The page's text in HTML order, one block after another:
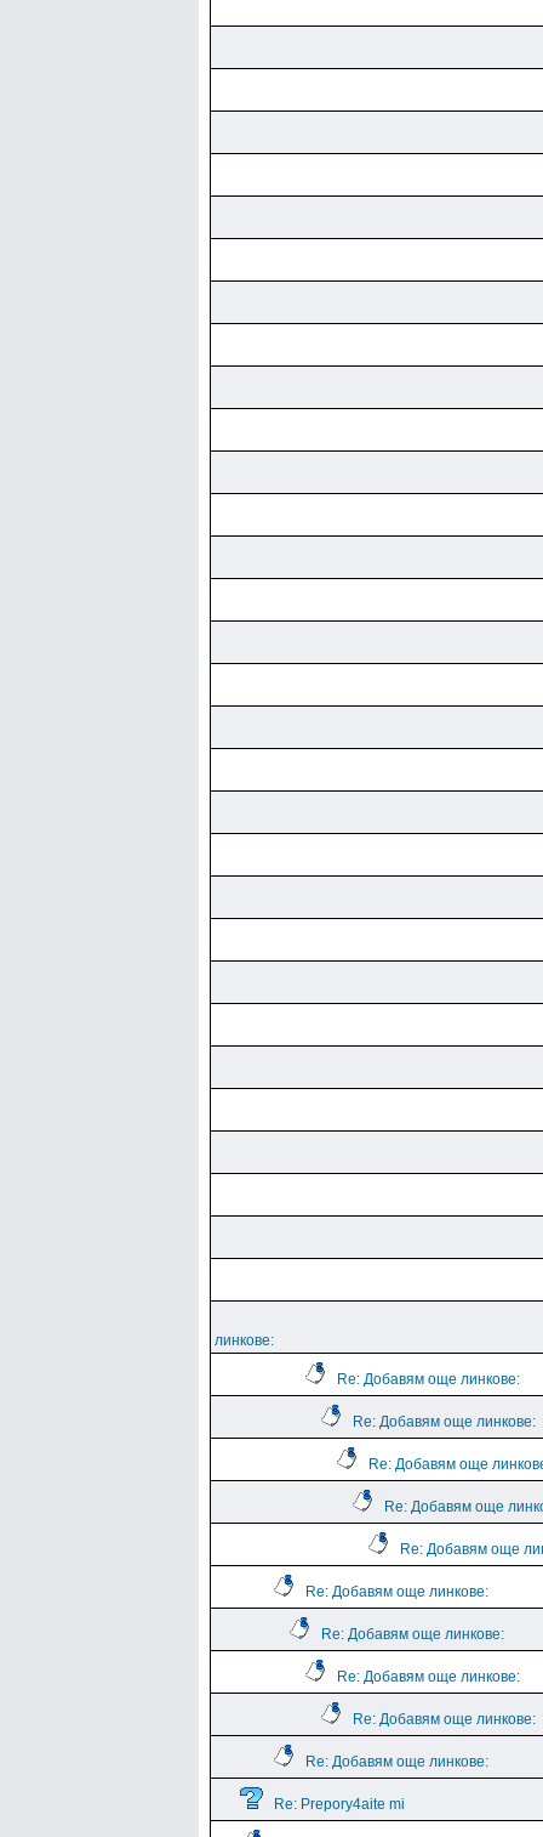
линкове:
Re: Добавям още линкове:
Re: Добавям още линкове:
Re: Добавям още
Re: Добавям още
Re: Добавям още
Re: Добавям още линкове:
Re: Добавям още линкове:
Re: Добавям още линкове:
Re: Добавям още линкове:
Re: Добавям още линкове:
Re: Prepory4aite mi